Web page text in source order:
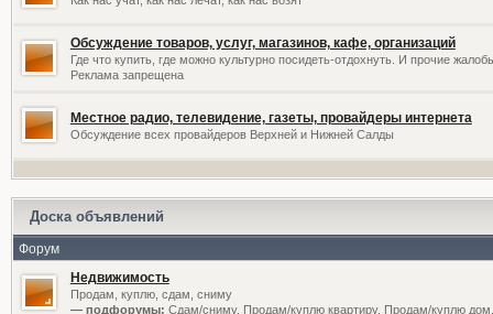
Обсуждение товаров, услуг, магазинов, кафе, организаций
Где что купить, где можно культурно посидеть-отдохнуть. И прочие
Реклама запрещена
Местное радио, телевидение, газеты, провайдеры интернета
Обсуждение всех провайдеров Верхней и Нижней Салды
Доска объявлений
Форум
Недвижимость
Продам, куплю, сдам, сниму
— подфорумы: Сдам/сниму, Продам/куплю квартиру, Продам/куплю